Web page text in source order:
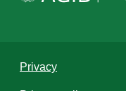
Privacy